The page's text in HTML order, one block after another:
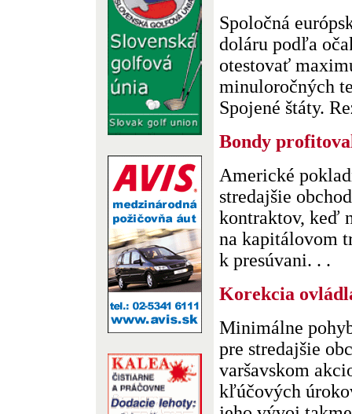
Spoločná
doláru podľa
otestovať
minuloročných
Spojené štáty.
Bondy
Americké
stredajšie
kontraktov, keď
na kapitálovom
k presúvani. . .
Korekcia
Minimálne
pre stredajšie
varšavskom
kľúčových